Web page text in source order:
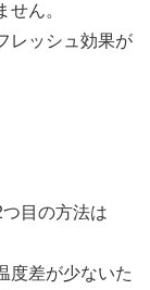
ん。
レッシュ効果が
目の方法は
度差が少ないた